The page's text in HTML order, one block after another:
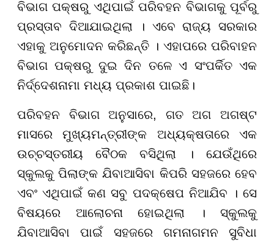
ବିଭାଗ ପକ୍ଷରୁ ଏଥିପାଇଁ ପରିବହନ ବିଭାଗକୁ ପୂର୍ବରୁ
ପ୍ରସ୍ତାବ ଦିଆଯାଇଥିଲା । ଏବେ ରାଜ୍ୟ ସରକାର
ଏହାକୁ ଅନୁମୋଦନ କରିଛନ୍ତି । ଏହାପରେ ପରିବାହନ
ବିଭାଗ ପକ୍ଷରୁ ଦୁଇ ଦିନ ତଳେ ଏ ସଂପର୍କିତ ଏକ
ନିର୍ଦ୍ଦେଶନାମା ମଧ୍ୟ ପ୍ରକାଶ ପାଇଛି।
ପରିବହନ ବିଭାଗ ଅନୁସାରେ, ଗତ ଅଗ ଅଗଷ୍ଟ
ମାସରେ ମୁଖ୍ୟମନ୍ତ୍ରୀଙ୍କ ଅଧ୍ୟକ୍ଷତାରେ ଏକ
ଉଚ୍ଚସ୍ତରୀୟ ବୈଠକ ବସିଥିଲା । ଯେଉଁଥିରେ
ସ୍କୁଲକୁ ପିଲାଙ୍କ ଯିବାଆସିବା କିପରି ସହଜରେ ହେବ
ଏବଂ ଏଥିପାଇଁ କଣ ସବୁ ପଦକ୍ଷେପ ନିଆଯିବ । ସେ
ବିଷୟରେ ଆଲୋଚନା ହୋଇଥିଲା । ସ୍କୁଲକୁ
ଯିବାଆସିବା ପାଇଁ ସହଜରେ ଗମନାଗମନ ସୁବିଧା